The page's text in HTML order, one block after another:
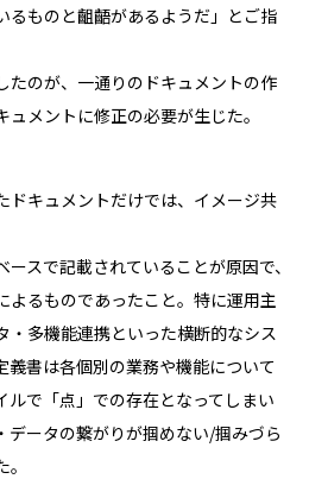
るものと齟齬があるようだ」とご指
たのが、一通りのドキュメントの作
メントに修正の必要が生じた。
ドキュメントだけでは、イメージ共
スで記載されていることが原因で、
よるものであったこと。特に運用主
・多機能連携といった横断的なシス
義書は各個別の業務や機能について
ルで「点」での存在となってしまい
データの繋がりが掴めない/掴みづら